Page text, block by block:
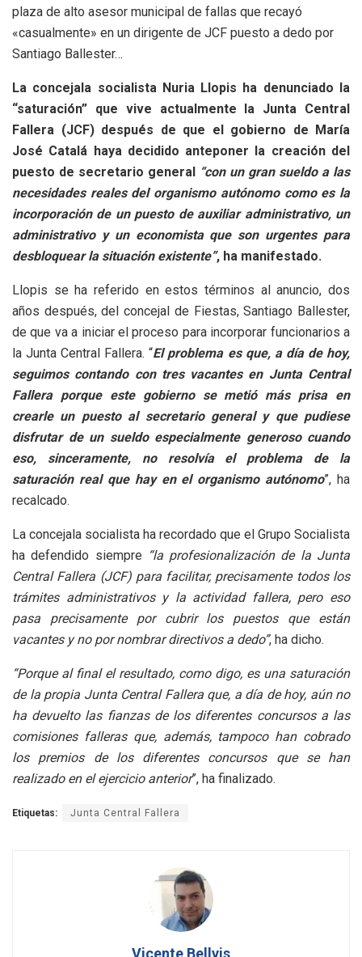
plaza de alto asesor municipal de fallas que recayó
«casualmente» en un dirigente de JCF puesto a dedo por
Santiago Ballester…
La concejala socialista Nuria Llopis ha denunciado la
“saturación” que vive actualmente la Junta Central
Fallera (JCF) después de que el gobierno de María
José Catalá haya decidido anteponer la creación del
puesto de secretario general “con un gran sueldo a las
necesidades reales del organismo autónomo como es la
incorporación de un puesto de auxiliar administrativo, un
administrativo y un economista que son urgentes para
desbloquear la situación existente”, ha manifestado.
Llopis se ha referido en estos términos al anuncio, dos
años después, del concejal de Fiestas, Santiago Ballester,
de que va a iniciar el proceso para incorporar funcionarios a
la Junta Central Fallera. “El problema es que, a día de hoy,
seguimos contando con tres vacantes en Junta Central
Fallera porque este gobierno se metió más prisa en
crearle un puesto al secretario general y que pudiese
disfrutar de un sueldo especialmente generoso cuando
eso, sinceramente, no resolvía el problema de la
saturación real que hay en el organismo autónomo”, ha
recalcado.
La concejala socialista ha recordado que el Grupo Socialista
ha defendido siempre “la profesionalización de la Junta
Central Fallera (JCF) para facilitar, precisamente todos los
trámites administrativos y la actividad fallera, pero eso
pasa precisamente por cubrir los puestos que están
vacantes y no por nombrar directivos a dedo”, ha dicho.
“Porque al final el resultado, como digo, es una saturación
de la propia Junta Central Fallera que, a día de hoy, aún no
ha devuelto las fianzas de los diferentes concursos a las
comisiones falleras que, además, tampoco han cobrado
los premios de los diferentes concursos que se han
realizado en el ejercicio anterior”, ha finalizado.
Etiquetas: Junta Central Fallera
Vicente Bellvis